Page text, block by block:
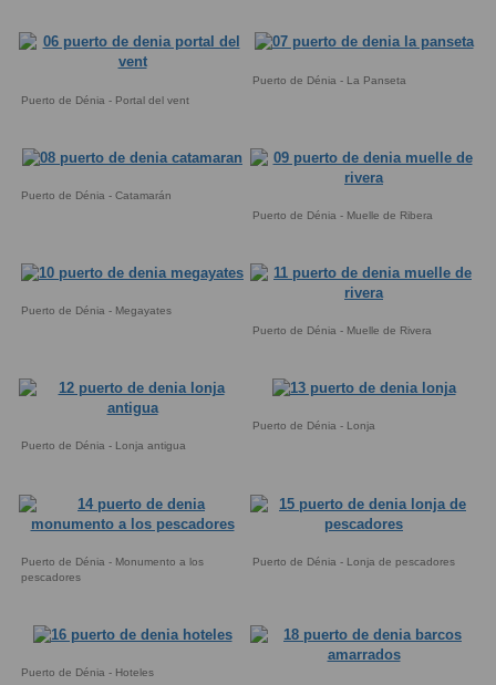
Puerto de Dénia - Portal del vent
Puerto de Dénia - La Panseta
Puerto de Dénia - Catamarán
Puerto de Dénia - Muelle de Ribera
Puerto de Dénia - Megayates
Puerto de Dénia - Muelle de Rivera
Puerto de Dénia - Lonja antigua
Puerto de Dénia - Lonja
Puerto de Dénia - Monumento a los
pescadores
Puerto de Dénia - Lonja de pescadores
Puerto de Dénia - Hoteles